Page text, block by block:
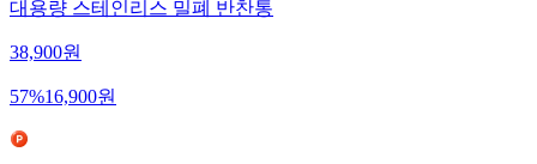
대용량 스테인리스 밀폐 반찬통
38,900원
57%16,900원